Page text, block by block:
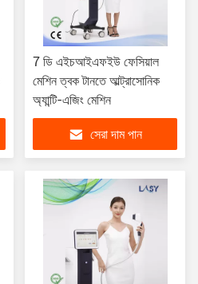
7 ডি এইচআইএফইউ ফেসিয়াল
মেশিন ত্বক টানতে আল্ট্রাসোনিক
অ্যান্টি-এজিং মেশিন
সেরা দাম পান